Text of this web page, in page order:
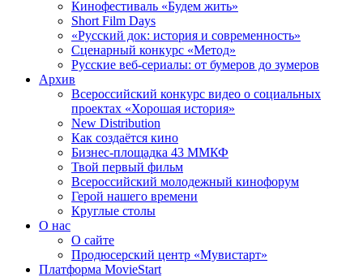
Кинофестиваль «Будем жить»
Short Film Days
«Русский док: история и современность»
Сценарный конкурс «Метод»
Русские веб-сериалы: от бумеров до зумеров
Архив
Всероссийский конкурс видео о социальных
проектах «Хорошая история»
New Distribution
Как создаётся кино
Бизнес-площадка 43 ММКФ
Твой первый фильм
Всероссийский молодежный кинофорум
Герой нашего времени
Круглые столы
О нас
О сайте
Продюсерский центр «Мувистарт»
Платформа MovieStart